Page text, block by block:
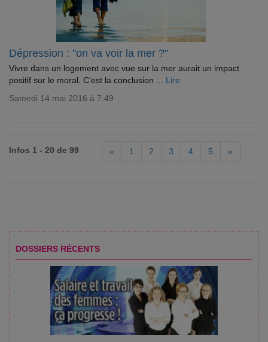
Dépression : "on va voir la mer ?"
Vivre dans un logement avec vue sur la mer aurait un impact
positif sur le moral. C'est la conclusion ... Lire
Samedi 14 mai 2016 à 7:49
Infos 1 - 20 de 99 « 1 2 3 4 5 »
DOSSIERS RÉCENTS